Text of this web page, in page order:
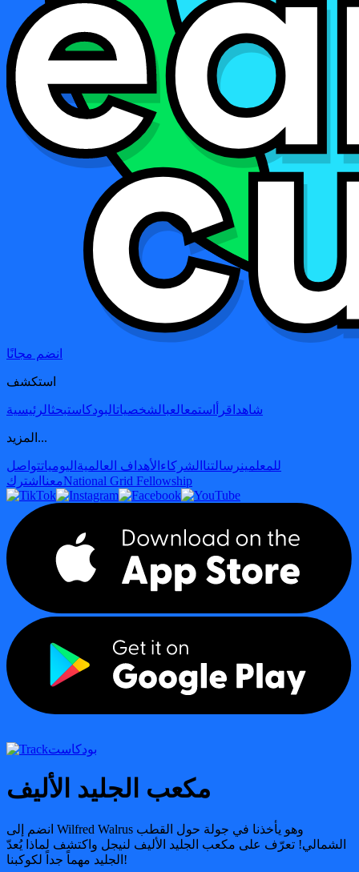
انضم مجانًا
استكشف
شاهد اقرأ استمعالعبالشخصياتالبودكاستبحثالرئيسية
المزيد...
للمعلمينرسالتنا الشركاء الأهداف العالمية اليومياتتواصل
معنا اشترك National Grid Fellowship
بودكاست
مكعب الجليد الأليف
انضم إلى Wilfred Walrus وهو يأخذنا في جولة حول القطب
الشمالي! تعرّف على مكعب الجليد الأليف لنيجل واكتشف لماذا يُعدّ
الجليد مهماً جداً لكوكبنا!